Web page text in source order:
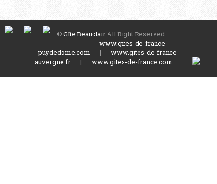
© Gîte BeauclairAll Right Reserved
www.gites-de-france-
puydedome.com
|
www.gites-de-france-
auvergne.fr
| www.gites-de-france.com